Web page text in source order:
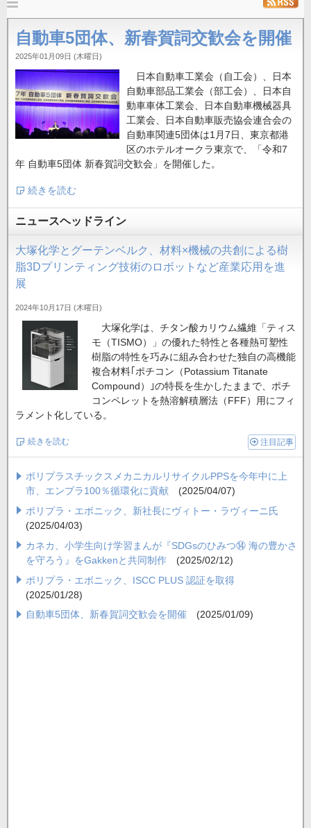
メ
ナ
ビ
ゲ
ー
シ
ョ
ン
ホーム
ニュース
発行雑誌
リンク
自動車5団体、新春賀詞交歓会を開催
2025年01月09日 (木曜日)
日本自動車工業会（自工会）、日本
自動車部品工業会（部工会）、日本自
動車車体工業会、日本自動車機械器具
工業会、日本自動車販売協会連合会の
自動車関連5団体は1月7日、東京都港
区のホテルオークラ東京で、「令和7
年 自動車5団体 新春賀詞交歓会」を開催した。
続きを読む
ニュースヘッドライン
大塚化学とグーテンベルク、材料×機械の共創による樹
脂3Dプリンティング技術のロボットなど産業応用を進
展
2024年10月17日 (木曜日)
大塚化学は、チタン酸カリウム繊維「ティス
モ（TISMO）」の優れた特性と各種熱可塑性
樹脂の特性を巧みに組み合わせた独自の高機能
複合材料｢ポチコン（Potassium Titanate
Compound）｣の特長を生かしたままで、ポチ
コンペレットを熱溶解積層法（FFF）用にフィ
ラメント化している。
続きを読む 注目記事
ポリプラスチックスメカニカルリサイクルPPSを今年中に上
市、エンプラ100％循環化に貢献
(2025/04/07)
ポリプラ・エボニック、新社長にヴィトー・ラヴィーニ氏
(2025/04/03)
カネカ、小学生向け学習まんが『SDGsのひみつ⑭ 海の豊かさ
を守ろう』をGakkenと共同制作
(2025/02/12)
ポリプラ・エボニック、ISCC PLUS 認証を取得
(2025/01/28)
自動車5団体、新春賀詞交歓会を開催
(2025/01/09)